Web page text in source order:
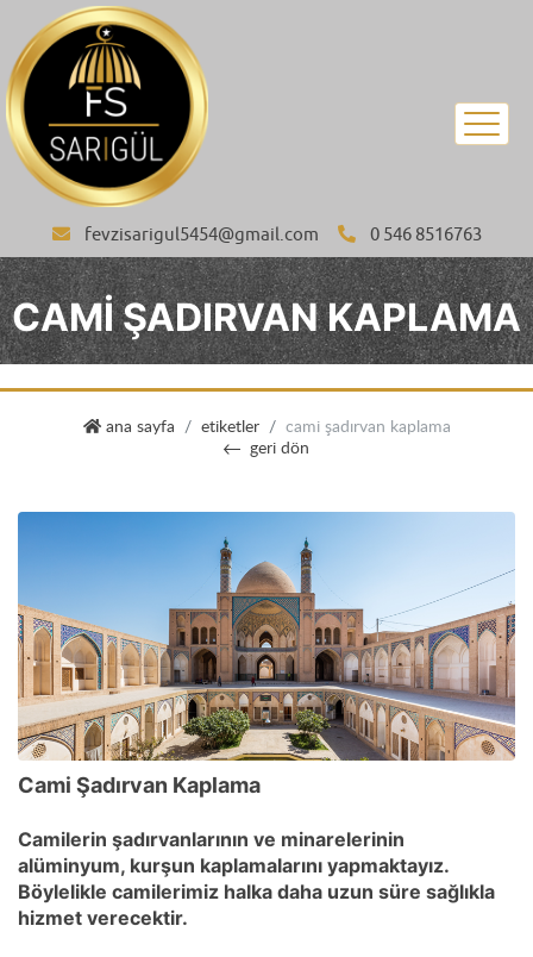
fevzisarigul5454@gmail.com 0 546 8516763
CAMI ŞADIRVAN KAPLAMA
ana sayfasarıgül kurşun kaplama
etiketler
cami şadırvan kaplama
geri dön
Cami Şadırvan Kaplama
Camilerin şadırvanlarının ve minarelerinin
alüminyum, kurşun kaplamalarını yapmaktayız.
Böylelikle camilerimiz halka daha uzun süre sağlıkla
hizmet verecektir.